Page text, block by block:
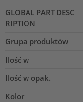
GLOBAL PART DESC
RIPTION
Grupa produktów
Ilość w
Ilość w opak.
Kolor